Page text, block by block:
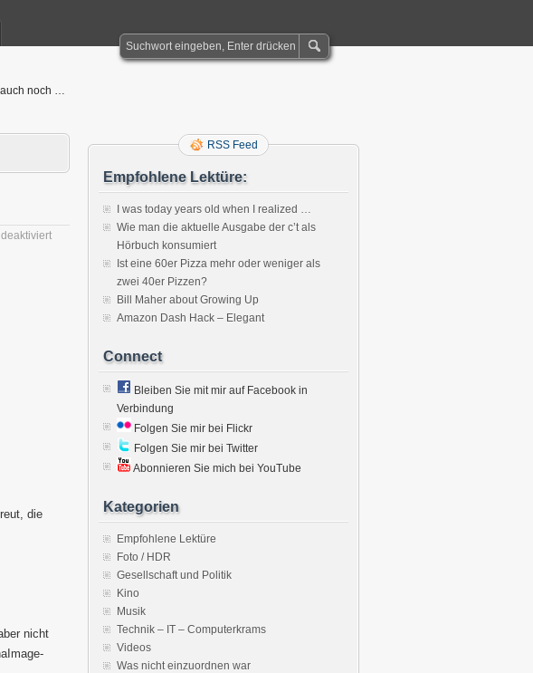
noch …
für
Microsoft.AlphaImageLoader
die
nicht
RSS Feed
Empfohlene Lektüre:
I was today years old when I realized …
Wie man die aktuelle Ausgabe der c’t als
Hörbuch konsumiert
Ist eine 60er Pizza mehr oder weniger als
zwei 40er Pizzen?
Bill Maher about Growing Up
Amazon Dash Hack – Elegant
Connect
Bleiben Sie mit mir auf Facebook in
Verbindung
Folgen Sie mir bei Flickr
Folgen Sie mir bei Twitter
Abonnieren Sie mich bei YouTube
Kategorien
Empfohlene Lektüre
Foto / HDR
Gesellschaft und Politik
Kino
Musik
Technik – IT – Computerkrams
Videos
Was nicht einzuordnen war